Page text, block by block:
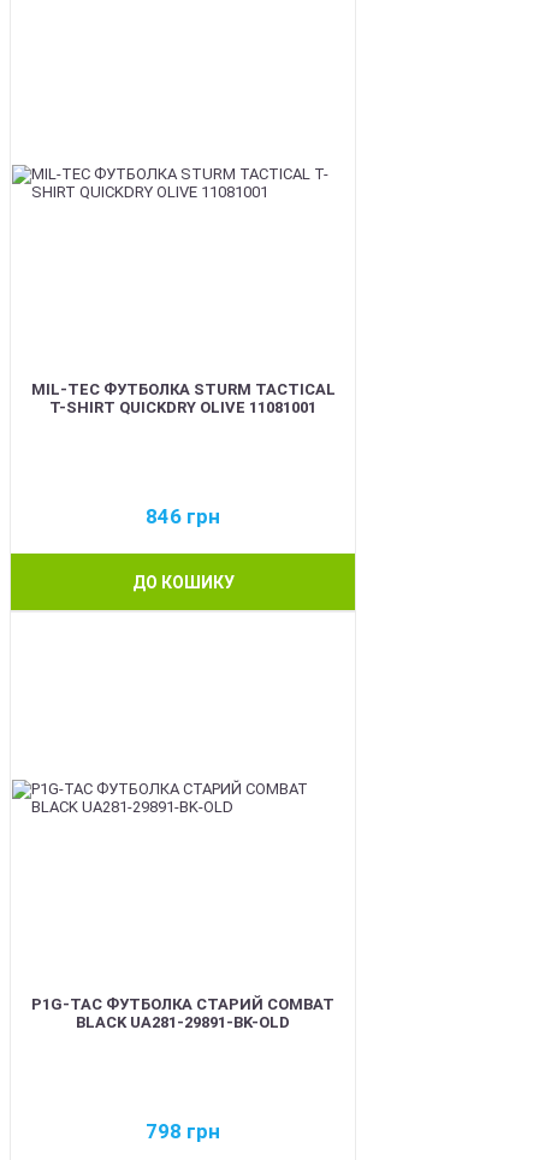
MIL-TEC ФУТБОЛКА STURM TACTICAL
T-SHIRT QUICKDRY OLIVE 11081001
846 грн
ДО КОШИКУ
P1G-TAC ФУТБОЛКА СТАРИЙ COMBAT
BLACK UA281-29891-BK-OLD
798 грн